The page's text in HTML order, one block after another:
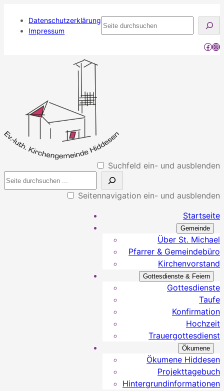
Datenschutzerklärung
Impressum
Seite
durchsuchen
Suchfeld ein- und ausblenden
Seitennavigation ein- und ausblenden
Startseite
Gemeinde
Über St. Michael
Pfarrer & Gemeindebüro
Kirchenvorstand
Gottesdienste & Feiern
Gottesdienste
Taufe
Konfirmation
Hochzeit
Trauergottesdienst
Ökumene
Ökumene Hiddesen
Projekttagebuch
Hintergrundinformationen